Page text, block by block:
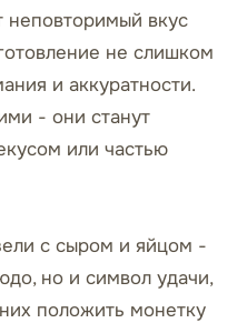
неповторимый вкус
не слишком
и аккуратности.
- они станут
или частью
с сыром и яйцом -
но и символ удачи,
положить монетку